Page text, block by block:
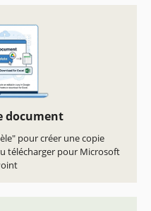
document
pour créer une copie
télécharger pour Microsoft